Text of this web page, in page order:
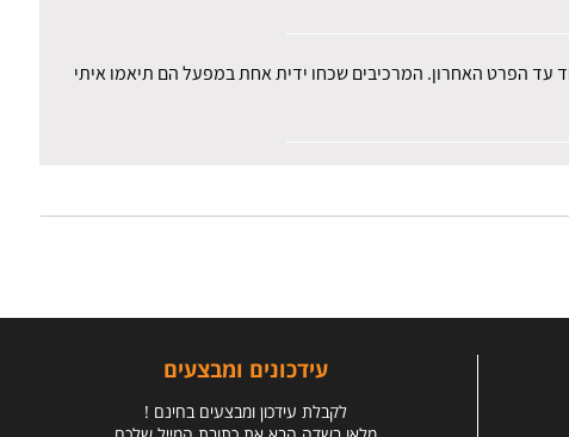
עד הפרט האחרון. המרכיבים שכחו ידית אחת במפעל הם תיאמו איתי
עידכונים ומבצעים
לקבלת עידכון ומבצעים בחינם !